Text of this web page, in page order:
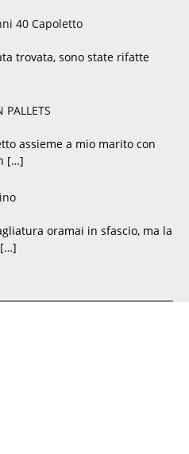
40 Capoletto
trovata, sono state rifatte
assieme a mio marito con
[…]
oramai in sfascio, ma la